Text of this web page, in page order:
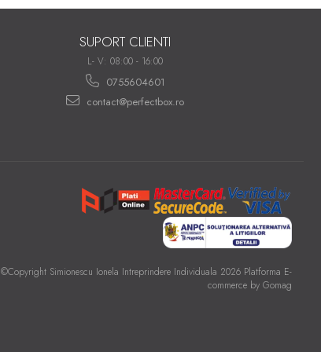
SUPORT CLIENTI
L- V: 08:00 - 16:00
0755604601
contact@perfectbox.ro
©Copyright Simionescu Ionela Intreprindere Individuala 2026 Platforma E-
commerce by Gomag